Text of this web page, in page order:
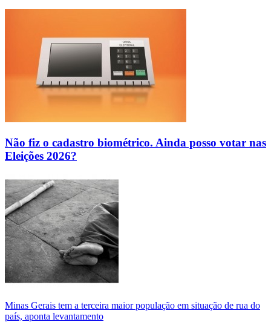
Não fiz o cadastro biométrico. Ainda posso votar nas
Eleições 2026?
Minas Gerais tem a terceira maior população em situação de rua do
país, aponta levantamento